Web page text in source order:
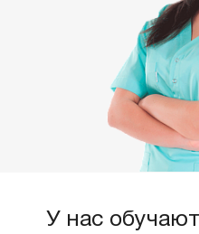
У нас